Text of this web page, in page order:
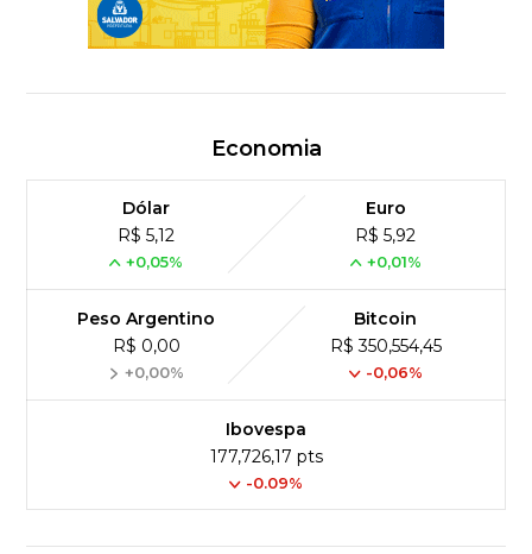
Economia
Dólar
R$ 5,12
+0,05%
Euro
R$ 5,92
+0,01%
Peso Argentino
R$ 0,00
+0,00%
Bitcoin
R$ 350,554,45
-0,06%
Ibovespa
177,726,17 pts
-0.09%